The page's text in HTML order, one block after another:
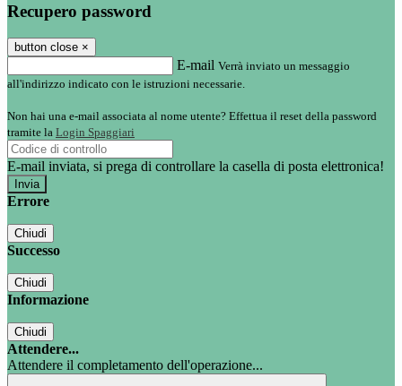
Recupero password
button close ×
E-mail Verrà inviato un messaggio
all'indirizzo indicato con le istruzioni necessarie.
Non hai una e-mail associata al nome utente? Effettua il reset della password
tramite la Login Spaggiari
E-mail inviata, si prega di controllare la casella di posta elettronica!
Errore
Chiudi
Successo
Chiudi
Informazione
Chiudi
Attendere...
Attendere il completamento dell'operazione...